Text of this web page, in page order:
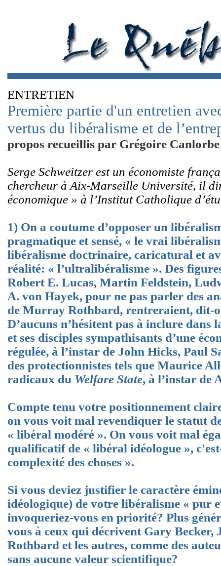
ENTRETIEN
Première partie d'un entretien
vertus du libéralisme et de
propos recueillis par Grégoire Canlorbe
Serge Schweitzer est un économiste
chercheur à Aix-Marseille Université, il
économique » à l’Institut Catholique
1) On a coutume d’opposer un
pragmatique et sensé, « le vrai
libéralisme doctrinaire, caricatural et
réalité: « l’ultralibéralisme ». Des
Robert E. Lucas, Martin Feldstein,
A. von Hayek, pour ne pas parler des
de Murray Rothbard, rentreraient, dit-
D’aucuns n’hésitent pas à inclure dans
et ses disciples sympathisants d’une
régulée, à l’instar de John Hicks, Paul
des protectionnistes tels que Maurice
radicaux du Welfare State, à l’instar de
Compte tenu votre positionnement
on vous voit mal revendiquer le statut
« libéral modéré ». On vous voit mal
qualificatif de « libéral idéologue »,
complexité des choses ».
Si vous deviez justifier le caractère
idéologique) de votre libéralisme « pur
invoqueriez-vous en priorité? Plus
vous à ceux qui décrivent Gary
Rothbard et les autres, comme des
sans aucune valeur scientifique?